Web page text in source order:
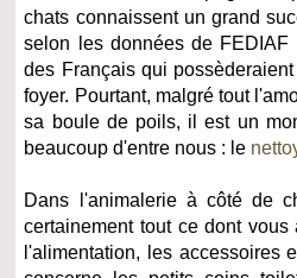
chats connaissent un grand
selon les données de FEDIAF
des Français qui
foyer. Pourtant, malgré tout
sa boule de poils, il est un
beaucoup d'entre nous : le
Dans l'animalerie à côté de
certainement tout ce dont
l'alimentation, les accessoires